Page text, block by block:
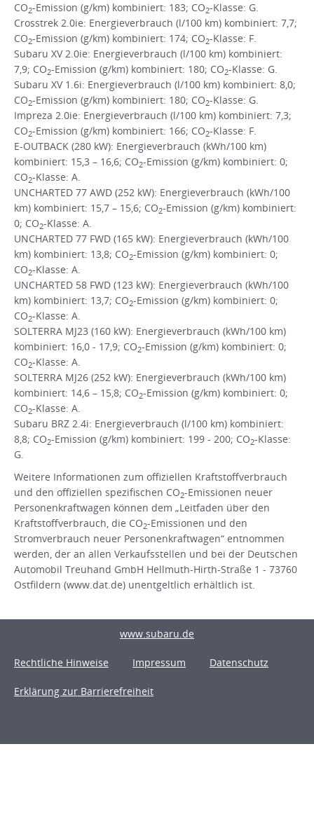
CO2-Emission (g/km) kombiniert: 183; CO2-Klasse: G.
Crosstrek 2.0ie: Energieverbrauch (l/100 km) kombiniert: 7,7;
CO2-Emission (g/km) kombiniert: 174; CO2-Klasse: F.
Subaru XV 2.0ie: Energieverbrauch (l/100 km) kombiniert:
7,9; CO2-Emission (g/km) kombiniert: 180; CO2-Klasse: G.
Subaru XV 1.6i: Energieverbrauch (l/100 km) kombiniert: 8,0;
CO2-Emission (g/km) kombiniert: 180; CO2-Klasse: G.
Impreza 2.0ie: Energieverbrauch (l/100 km) kombiniert: 7,3;
CO2-Emission (g/km) kombiniert: 166; CO2-Klasse: F.
E-OUTBACK (280 kW): Energieverbrauch (kWh/100 km)
kombiniert: 15,3 – 16,6; CO2-Emission (g/km) kombiniert: 0;
CO2-Klasse: A.
UNCHARTED 77 AWD (252 kW): Energieverbrauch (kWh/100
km) kombiniert: 15,7 – 15,6; CO2-Emission (g/km) kombiniert:
0; CO2-Klasse: A.
UNCHARTED 77 FWD (165 kW): Energieverbrauch (kWh/100
km) kombiniert: 13,8; CO2-Emission (g/km) kombiniert: 0;
CO2-Klasse: A.
UNCHARTED 58 FWD (123 kW): Energieverbrauch (kWh/100
km) kombiniert: 13,7; CO2-Emission (g/km) kombiniert: 0;
CO2-Klasse: A.
SOLTERRA MJ23 (160 kW): Energieverbrauch (kWh/100 km)
kombiniert: 16,0 - 17,9; CO2-Emission (g/km) kombiniert: 0;
CO2-Klasse: A.
SOLTERRA MJ26 (252 kW): Energieverbrauch (kWh/100 km)
kombiniert: 14,6 – 15,8; CO2-Emission (g/km) kombiniert: 0;
CO2-Klasse: A.
Subaru BRZ 2.4i: Energieverbrauch (l/100 km) kombiniert:
8,8; CO2-Emission (g/km) kombiniert: 199 - 200; CO2-Klasse:
G.
Weitere Informationen zum offiziellen Kraftstoffverbrauch
und den offiziellen spezifischen CO2-Emissionen neuer
Personenkraftwagen können dem „Leitfaden über den
Kraftstoffverbrauch, die CO2-Emissionen und den
Stromverbrauch neuer Personenkraftwagen“ entnommen
werden, der an allen Verkaufsstellen und bei der Deutschen
Automobil Treuhand GmbH Hellmuth-Hirth-Straße 1 - 73760
Ostfildern (www.dat.de) unentgeltlich erhältlich ist.
www.subaru.de
Rechtliche Hinweise Impressum Datenschutz
Erklärung zur Barrierefreiheit